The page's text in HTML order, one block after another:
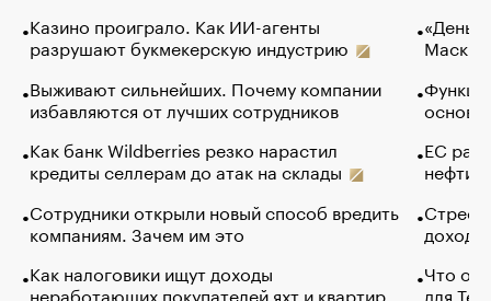
Казино проиграло. Как ИИ-агенты
разрушают букмекерскую индустрию
Выживают сильнейших. Почему компании
избавляются от лучших сотрудников
Как банк Wildberries резко нарастил
кредиты селлерам до атак на склады
Сотрудники открыли новый способ вредить
компаниям. Зачем им это
Как налоговики ищут доходы
неработающих покупателей яхт и квартир
Маск в
основ
ЕС
нефти
Что
для